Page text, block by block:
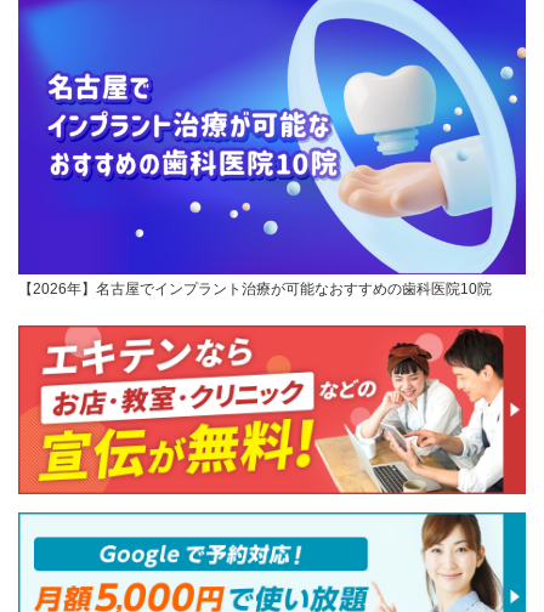
【2026年】名古屋でインプラント治療が可能なおすすめの歯科医院10院